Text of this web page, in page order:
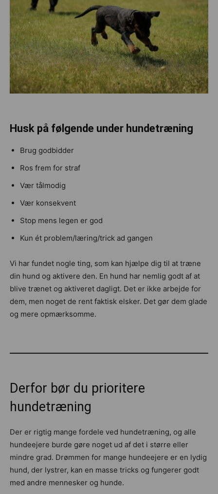
Husk på følgende under hundetræning
Brug godbidder
Ros frem for straf
Vær tålmodig
Vær konsekvent
Stop mens legen er god
Kun ét problem/læring/trick ad gangen
Vi har fundet nogle ting, som kan hjælpe dig til at træne
din hund og aktivere den. En hund har nemlig godt af at
blive trænet og aktiveret dagligt. Det er ikke arbejde for
dem, men noget de rent faktisk elsker. Det gør dem glade
og mere opmærksomme.
Derfor bør du prioritere
hundetræning
Der er rigtig mange fordele ved hundetræning, og alle
hundeejere burde gøre noget ud af det i større eller
mindre grad. Drømmen for mange hundeejere er en lydig
hund, der lystrer, kan en masse tricks og fungerer godt
med andre mennesker og hunde.